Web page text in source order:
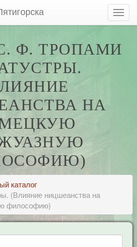
Ф. ТРОПАМИ
НА
каталог
(Влияние ницшеанства на
философию)